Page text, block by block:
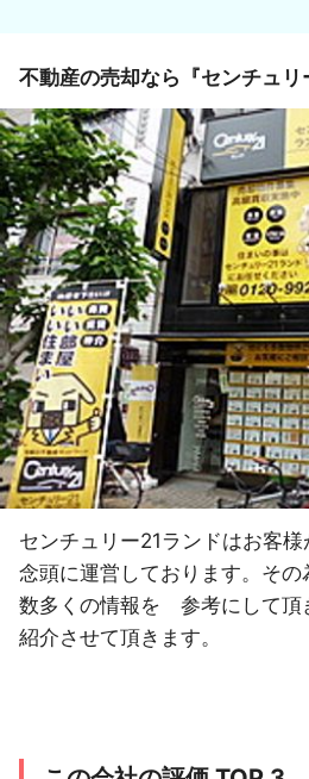
不動産の売却なら『センチュリ
センチュリー21ランドはお客
念頭に運営しております。そ
数多くの情報を 参考にして頂
紹介させて頂きます。